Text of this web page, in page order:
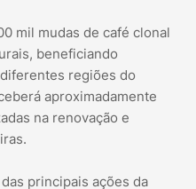
mil mudas de café clonal
beneficiando
regiões do
aproximadamente
na renovação e
principais ações da